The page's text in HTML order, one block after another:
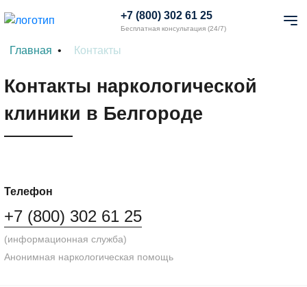
+7 (800) 302 61 25
Бесплатная консультация (24/7)
Главная Контакты
Контакты наркологической
клиники в Белгороде
Телефон
+7 (800) 302 61 25
(информационная служба)
Анонимная наркологическая помощь